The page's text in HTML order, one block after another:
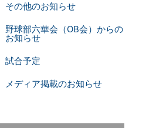
その他のお知らせ
野球部六華会（OB会）からの
お知らせ
試合予定
メディア掲載のお知らせ